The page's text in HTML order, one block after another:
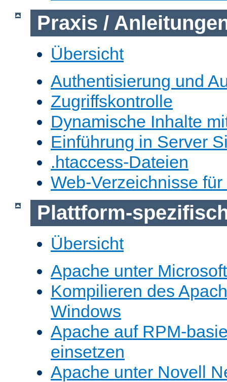
Praxis /
Übersicht
Authentisierung und
Zugriffskontrolle
Dynamische Inhalte
Einführung in Server
.htaccess-Dateien
Web-Verzeichnisse
Plattform-
Übersicht
Apache unter
Kompilieren des
Windows
Apache auf RPM-
einsetzen
Apache unter Novell